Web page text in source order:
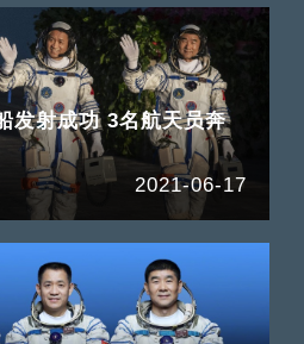
发射成功 3名航天员奔
2021-06-17